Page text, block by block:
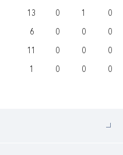
13 0 1 0
6 0 0 0
11 0 0 0
1 0 0 0